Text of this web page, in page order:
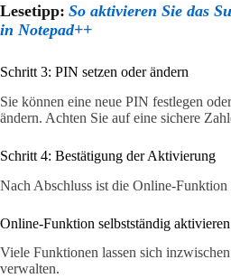
Lesetipp: So aktivieren Sie das
in Notepad++
Schritt 3: PIN setzen oder ändern
Sie können eine neue PIN festlegen
ändern. Achten Sie auf eine sichere
Schritt 4: Bestätigung der Aktivierung
Nach Abschluss ist die Online-Funktion
Online-Funktion selbstständig
Viele Funktionen lassen sich
verwalten.